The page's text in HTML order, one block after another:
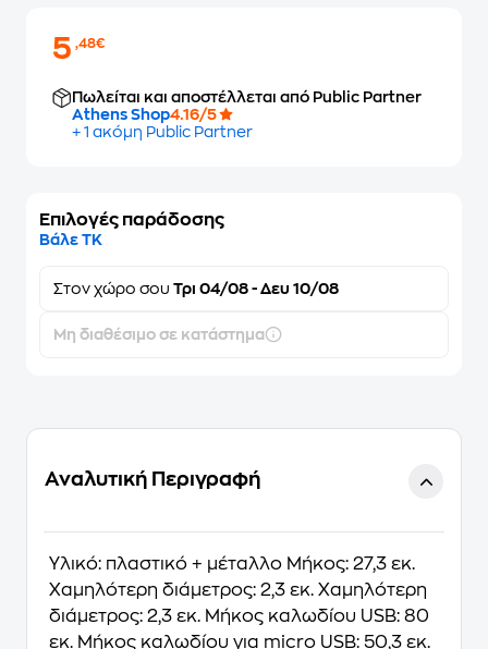
5,48€
Πωλείται και αποστέλλεται από Public Partner
Athens Shop4.16/5
+ 1 ακόμη Public Partner
Επιλογές παράδοσης
Βάλε ΤΚ
Στον χώρο σου Τρι 04/08 - Δευ 10/08
Μη διαθέσιμο σε κατάστημα
Αναλυτική Περιγραφή
Υλικό: πλαστικό + μέταλλο Μήκος: 27,3 εκ.
Χαμηλότερη διάμετρος: 2,3 εκ. Χαμηλότερη
διάμετρος: 2,3 εκ. Μήκος καλωδίου USB: 80
εκ. Μήκος καλωδίου για micro USB: 50,3 εκ.